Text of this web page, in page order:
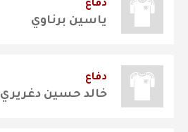
دفاع
ياسين برناوي
دفاع
خالد حسين دغريري